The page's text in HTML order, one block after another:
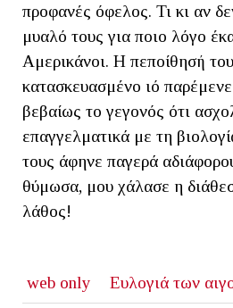
προφανές όφελος. Τι κι αν
μυαλό τους για ποιο λόγο
Αμερικάνοι. Η πεποίθησή
κατασκευασμένο ιό
βεβαίως το γεγονός ότι
επαγγελματικά με τη
τους άφηνε παγερά
θύμωσα, μου χάλασε η
λάθος!
web only
Ευλογιά των